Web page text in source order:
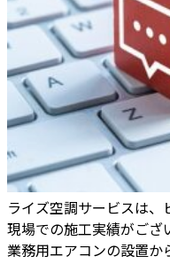
ライズ空調サービスは
現場での施工実績がござ
業務用エアコンの設置